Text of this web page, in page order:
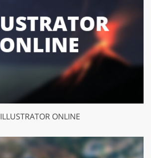
ILLUSTRATOR ONLINE